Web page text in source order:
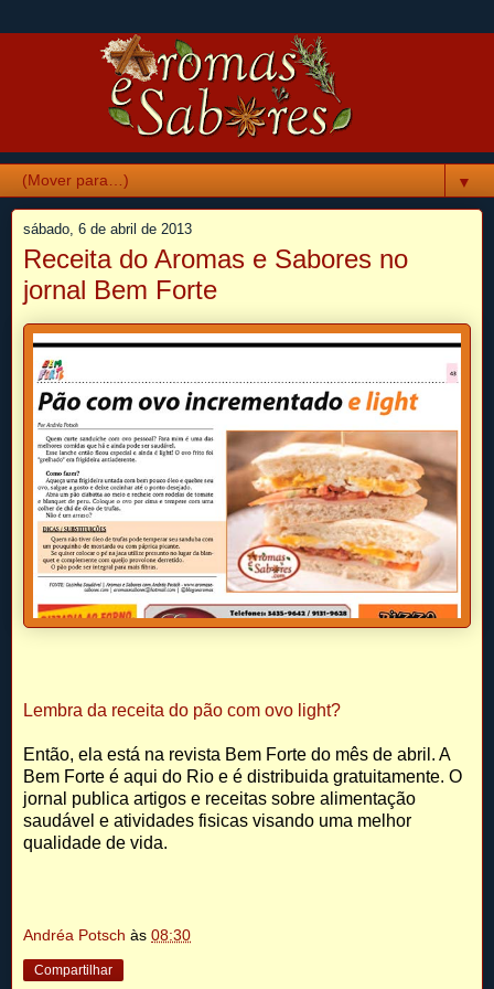
▼
sábado, 6 de abril de 2013
Receita do Aromas e Sabores no
jornal Bem Forte
Lembra da receita do pão com ovo light?
Então, ela está na revista Bem Forte do mês de abril. A
Bem Forte é aqui do Rio e é distribuida gratuitamente. O
jornal publica artigos e receitas sobre alimentação
saudável e atividades fisicas visando uma melhor
qualidade de vida.
Andréa Potsch às 08:30
Compartilhar